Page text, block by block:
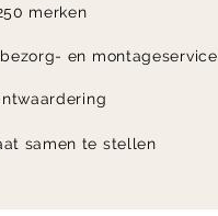
merken
en montageservice
samen te stellen